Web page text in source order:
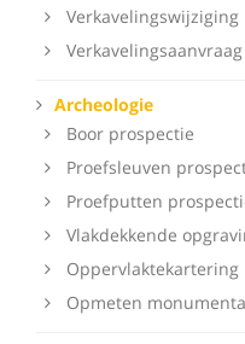
Verkavelingswijziging
Verkavelingsaanvraag
Archeologie
Boor prospectie
Proefsleuven
Proefputten
Vlakdekkende
Oppervlaktekartering
Opmeten